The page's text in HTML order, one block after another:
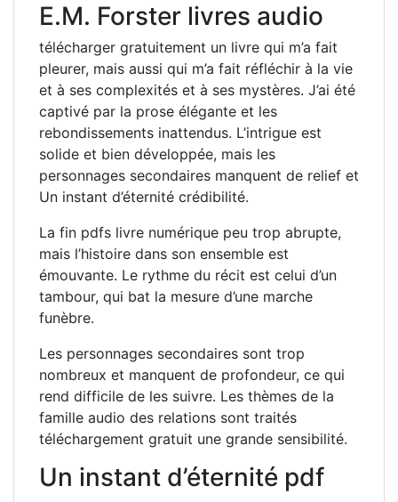
E.M. Forster livres audio
télécharger gratuitement un livre qui m’a fait
pleurer, mais aussi qui m’a fait réfléchir à la vie
et à ses complexités et à ses mystères. J’ai été
captivé par la prose élégante et les
rebondissements inattendus. L’intrigue est
solide et bien développée, mais les
personnages secondaires manquent de relief et
Un instant d’éternité crédibilité.
La fin pdfs livre numérique peu trop abrupte,
mais l’histoire dans son ensemble est
émouvante. Le rythme du récit est celui d’un
tambour, qui bat la mesure d’une marche
funèbre.
Les personnages secondaires sont trop
nombreux et manquent de profondeur, ce qui
rend difficile de les suivre. Les thèmes de la
famille audio des relations sont traités
téléchargement gratuit une grande sensibilité.
Un instant d’éternité pdf